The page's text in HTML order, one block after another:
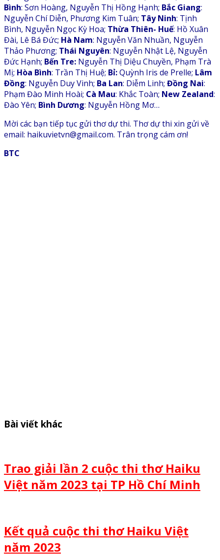
Bình: Sơn Hoàng, Nguyễn Thị Hồng Hạnh; Bắc Giang:
Nguyễn Chí Diễn, Phương Kim Tuân; Tây Ninh: Tịnh
Bình, Nguyễn Ngọc Kỳ Hoa; Thừa Thiên- Huế: Hồ Xuân
Đài, Lê Bá Đức; Hà Nam: Nguyễn Văn Nhuần, Nguyễn
Thảo Phương; Thái Nguyên: Nguyễn Nhật Lệ, Nguyễn
Đức Hạnh; Bến Tre: Nguyễn Thị Diệu Chuyền, Phạm Trà
Mị; Hòa Bình: Trần Thị Huệ; Bỉ:Quỳnh Iris de Prelle; Lâm
Đồng: Nguyễn Duy Vinh; Ba Lan: Diễm Linh; Đồng Nai:
Phạm Đào Minh Hoài; Cà Mau: Khắc Toàn; New Zealand:
Đào Yên; Bình Dương: Nguyễn Hồng Mơ…
Mời các bạn tiếp tục gửi thơ dự thi. Thơ dự thi xin gửi về
email: haikuvietvn@gmail.com. Trân trọng cám ơn!
BTC
Bài viết khác
Trao giải lần 2 cuộc thi thơ Haiku
Việt năm 2023 tại TP Hồ Chí Minh
Kết quả cuộc thi thơ Haiku Việt
năm 2023